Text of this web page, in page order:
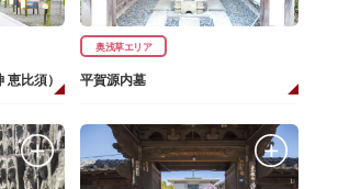
比須）
奥浅草エリア
平賀源内墓